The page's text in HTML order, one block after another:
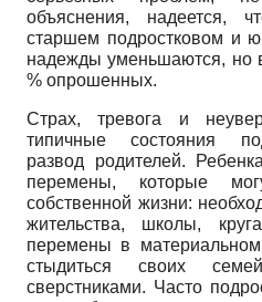
объяснения, надеется,
старшем подростковом и
надежды уменьшаются, но
% опрошенных.
Страх, тревога и
типичные состояния
развод родителей.
перемены, которые
собственной жизни:
жительства, школы,
перемены в
стыдиться своих
сверстниками. Часто